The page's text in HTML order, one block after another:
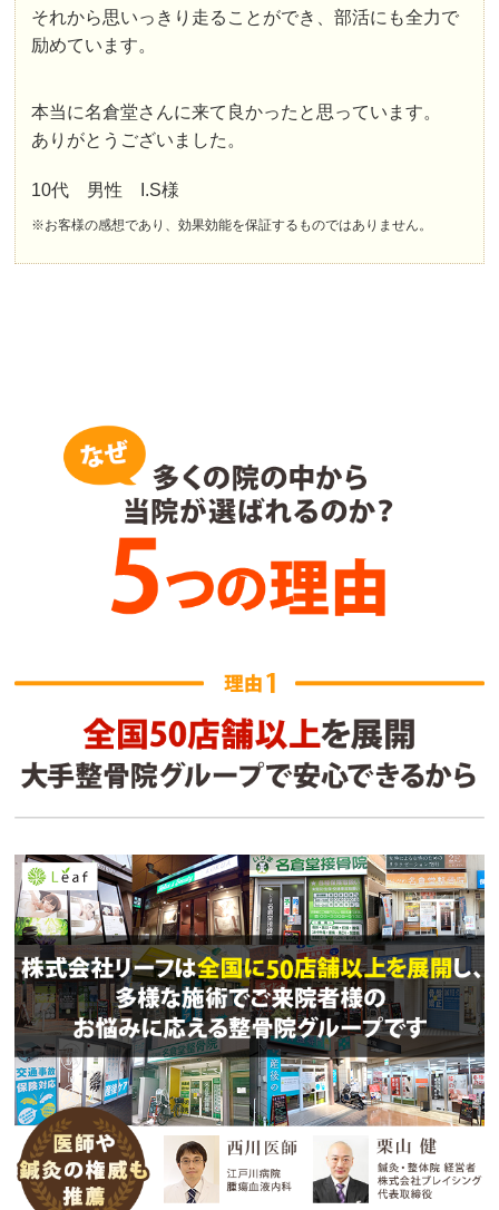
それから思いっきり走ることができ、部活にも全力で
励めています。
本当に名倉堂さんに来て良かったと思っています。
ありがとうございました。
10代 男性 I.S様
※お客様の感想であり、効果効能を保証するものではありません。